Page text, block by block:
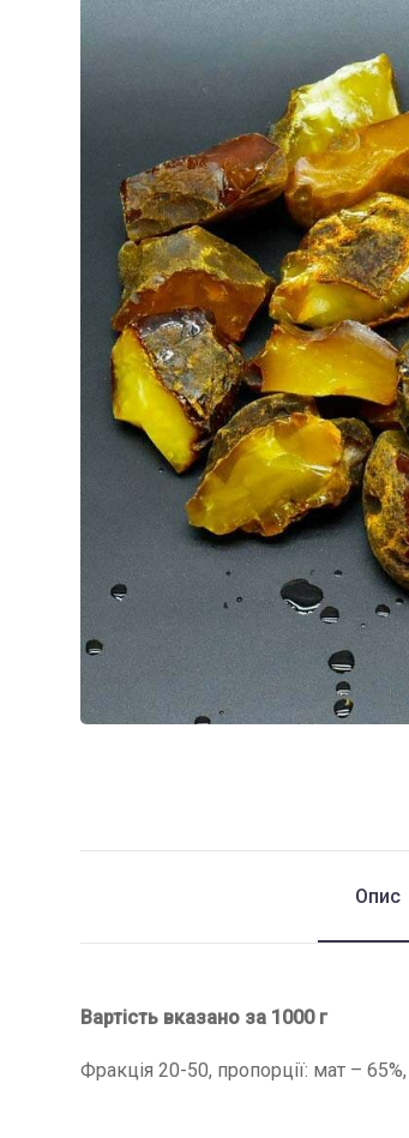
Опис
Вартість вказано за 1000 г
Фракція 20-50, пропорції: мат –